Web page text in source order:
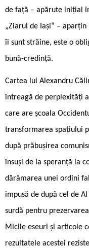
de față – apărute inițial
„Ziarul de Iași“ –
îi sunt străine, este o
bună-credință.
Cartea lui Alexandru
întreagă de perplexități
care are școala
transformarea spațiului
după prăbușirea
însuși de la speranță la
dărâmarea unei ordini
impusă de după cel de
surdă pentru
Micile eseuri și articole
rezultatele acestei